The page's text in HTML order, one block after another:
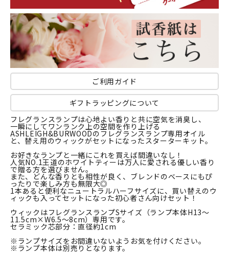
ご利用ガイド
ギフトラッピングについて
フレグランスランプは心地よい香りと共に空気を消臭し、
一瞬にしてワンランク上の空間を作り上げる
ASHLEIGH&BURWOODのフレグランスランプ専用オイル
と、替え用のウィックがセットになったスターターキット。
お好きなランプと一緒にこれを買えば間違いなし！
人気NO.1王道のホワイトティーは万人に愛される優しい香り
で贈る方を選びません。
また、どんな香りとも相性が良く、ブレンドのベースにもぴ
ったりで楽しみ方も無限大◎
1本あると便利なニュートラルハーフサイズに、買い替えのウ
ィックも入ってセットになった初心者さん向けセット！
ウィックはフレグランスランプSサイズ（ランプ本体H13～
11.5cm×W6.5～8cm）専用です。
セラミック芯部分：直径約1cm
※ランプサイズをお間違いないようお気を付けください。
※ランプ本体は別売りとなります。